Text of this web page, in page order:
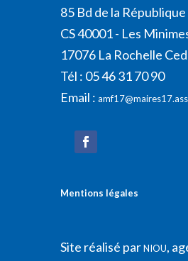
85 Bd de la République
CS 40001 - Les
17076 La Rochelle
Tél : 05 46 31 70 90
Email :
Mentions légales
Site réalisé parNIOU,